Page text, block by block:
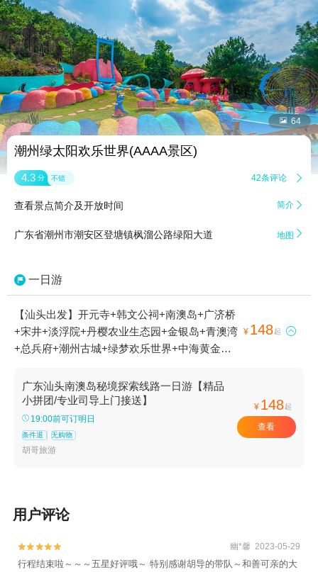
 64
潮州绿太阳欢乐世界(AAAA景区)
4.3 分 不错 42条评论 
查看景点简介及开放时间 简介 
广东省潮州市潮安区登塘镇枫溜公路绿阳大道 地图 
一日游
【汕头出发】开元寺+韩文公祠+南澳岛+广济桥
+宋井+淡浮院+丹樱农业生态园+金银岛+青澳湾
+总兵府+潮州古城+绿梦欢乐世界+中海黄金海
头小公园+南澳冰雪主题乐园+牌坊街1日游
¥ 148起 
广东汕头南澳岛秘境探索线路一日游【精品
小拼团/专业司导上门接送】
19:00前可订明日
条件退 无购物
胡哥旅游
¥ 148起
查看
用户评论

 幽*馨 2023-05-29
行程结束啦～～～五星好评哦～ 特别感谢胡导的带队～和善可亲的大
